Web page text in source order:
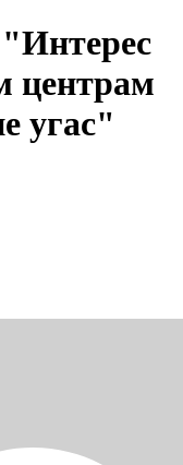
центрам
угас"